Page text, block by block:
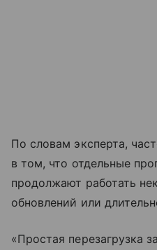
По словам эксперта,
в том, что отдельные
продолжают работать
обновлений или
«Простая перезагрузка